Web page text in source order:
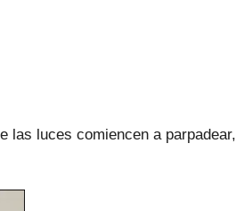
las luces comiencen a parpadear,